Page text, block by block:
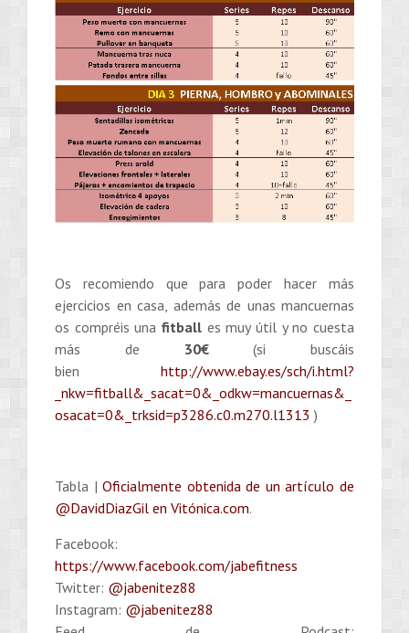
Os recomiendo que para poder hacer más
ejercicios en casa, además de unas mancuernas
os compréis una fitball es muy útil y no cuesta
más de 30€(si buscáis
bien http://www.ebay.es/sch/i.html?
_nkw=fitball&_sacat=0&_odkw=mancuernas&_
osacat=0&_trksid=p3286.c0.m270.l1313 )
Tabla |Oficialmente obtenida de un artículo de
@DavidDiazGil en Vitónica.com.
Facebook:
https://www.facebook.com/jabefitness
Twitter: @jabenitez88
Instagram: @jabenitez88